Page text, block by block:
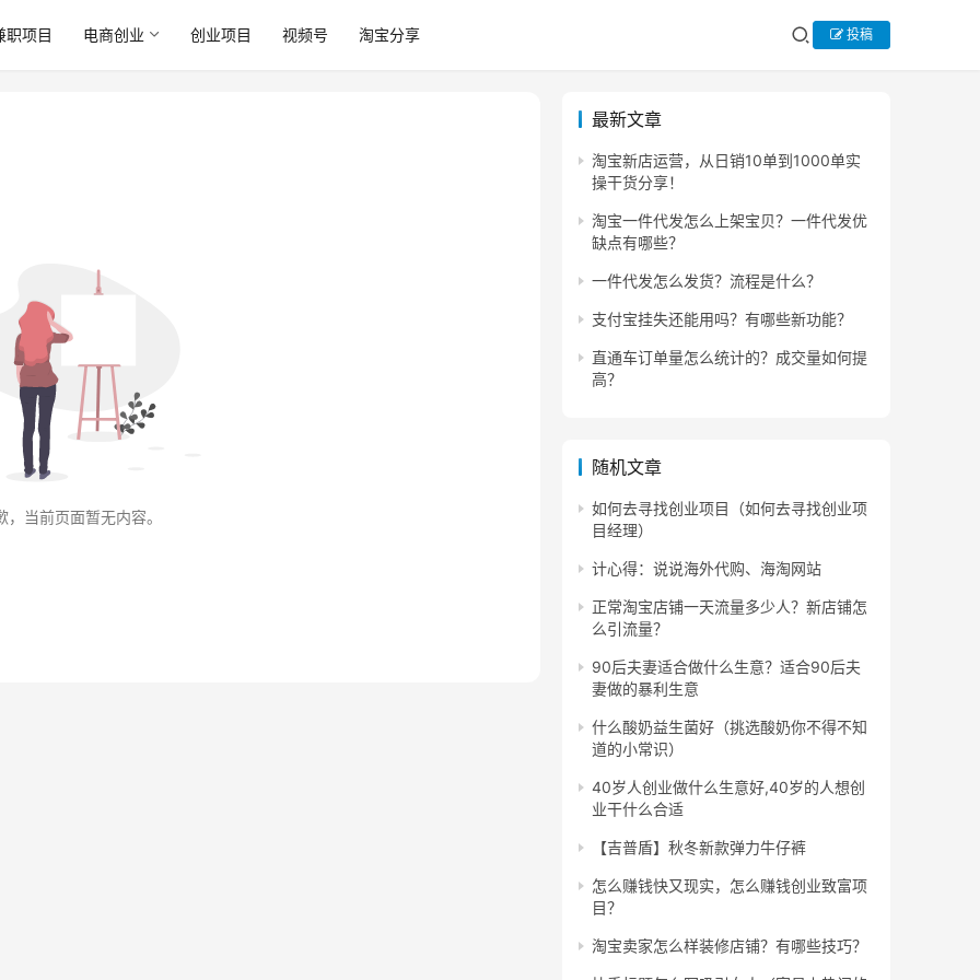
职项目 电商创业 创业项目 视频号 淘宝分享 投稿
，当前页面暂无内容。
最新文章
淘宝新店运营，从日销10单到1000单实
操干货分享！
淘宝一件代发怎么上架宝贝？一件代发优
缺点有哪些？
一件代发怎么发货？流程是什么？
支付宝挂失还能用吗？有哪些新功能？
直通车订单量怎么统计的？成交量如何提
高？
随机文章
如何去寻找创业项目（如何去寻找创业项
目经理）
计心得：说说海外代购、海淘网站
正常淘宝店铺一天流量多少人？新店铺怎
么引流量？
90后夫妻适合做什么生意？适合90后夫
妻做的暴利生意
什么酸奶益生菌好（挑选酸奶你不得不知
道的小常识）
40岁人创业做什么生意好,40岁的人想创
业干什么合适
【吉普盾】秋冬新款弹力牛仔裤
怎么赚钱快又现实，怎么赚钱创业致富项
目？
淘宝卖家怎么样装修店铺？有哪些技巧？